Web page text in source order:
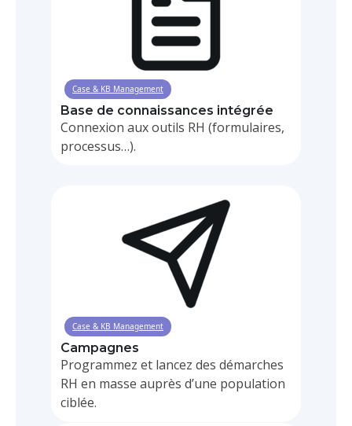
Case & KB Management
Base de connaissances intégrée
Connexion aux outils RH (formulaires,
processus…).
Case & KB Management
Campagnes
Programmez et lancez des démarches
RH en masse auprès d’une population
ciblée.